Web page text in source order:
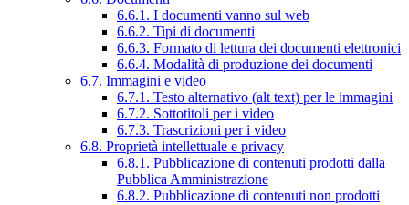
6.6.1. I documenti vanno sul web
6.6.2. Tipi di documenti
6.6.3. Formato di lettura dei documenti elettronici
6.6.4. Modalità di produzione dei documenti
6.7. Immagini e video
6.7.1. Testo alternativo (alt text) per le immagini
6.7.2. Sottotitoli per i video
6.7.3. Trascrizioni per i video
6.8. Proprietà intellettuale e privacy
6.8.1. Pubblicazione di contenuti prodotti dalla
Pubblica Amministrazione
6.8.2. Pubblicazione di contenuti non prodotti